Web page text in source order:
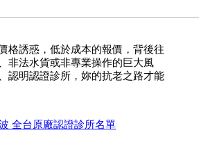
格誘惑，低於成本的報價，背後往
非法水貨或非專業操作的巨大風
認明認證診所，妳的抗老之路才能
全台原廠認證診所名單